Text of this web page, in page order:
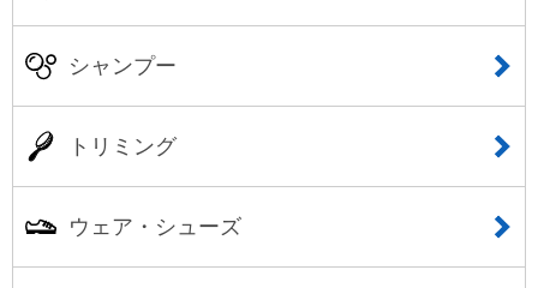
シャンプー
トリミング
ウェア・シューズ